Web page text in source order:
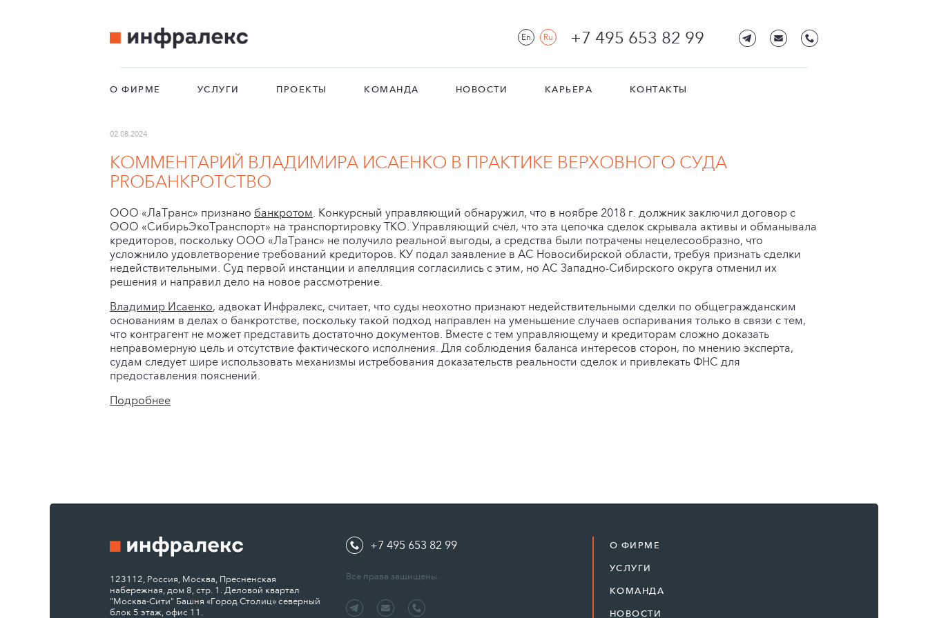
En Ru +7 495 653 82 99
О ФИРМЕ УСЛУГИ ПРОЕКТЫ КОМАНДА НОВОСТИ КАРЬЕРА КОНТАКТЫ
02.08.2024
КОММЕНТАРИЙ ВЛАДИМИРА ИСАЕНКО В ПРАКТИКЕ ВЕРХОВНОГО СУДА
PROБАНКРОТСТВО
ООО «ЛаТранс» признано банкротом. Конкурсный управляющий обнаружил, что в ноябре 2018 г. должник заключил договор с
ООО «СибирьЭкоТранспорт» на транспортировку ТКО. Управляющий счёл, что эта цепочка сделок скрывала активы и обманывала
кредиторов, поскольку ООО «ЛаТранс» не получило реальной выгоды, а средства были потрачены нецелесообразно, что
усложнило удовлетворение требований кредиторов. КУ подал заявление в АС Новосибирской области, требуя признать сделки
недействительными. Суд первой инстанции и апелляция согласились с этим, но АС Западно-Сибирского округа отменил их
решения и направил дело на новое рассмотрение.
Владимир Исаенко, адвокат Инфралекс, считает, что суды неохотно признают недействительными сделки по общегражданским
основаниям в делах о банкротстве, поскольку такой подход направлен на уменьшение случаев оспаривания только в связи с тем,
что контрагент не может представить достаточно документов. Вместе с тем управляющему и кредиторам сложно доказать
неправомерную цель и отсутствие фактического исполнения. Для соблюдения баланса интересов сторон, по мнению эксперта,
судам следует шире использовать механизмы истребования доказательств реальности сделок и привлекать ФНС для
предоставления пояснений.
Подробнее
123112, Россия, Москва, Пресненская
набережная, дом 8, стр. 1. Деловой квартал
"Москва-Сити" Башня «Город Столиц» северный
блок 5 этаж, офис 11.
+7 495 653 82 99
Все права защищены.
О ФИРМЕ
УСЛУГИ
КОМАНДА
НОВОСТИ